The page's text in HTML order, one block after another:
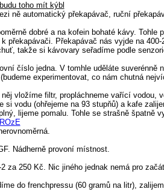
toho mít kýbl
ně automatický překapávač, ruční
dobré a na kofein bohaté kávy.
překapávači. Překapávač nás vyjde na
takže si kávovary seřadíme podle
číslo jedna. V tomhle uděláte
experimentovat, co nám chutná
vložíme filtr, propláchneme vařící
si vodu (ohřejeme na 93 stupňů) a kafe
lijeme pomalu. Tohle se strašně špatně
Nádherně provoní místnost.
za 250 Kč. Nic jiného jednak nemá pro
do frenchpressu (60 gramů na litr),